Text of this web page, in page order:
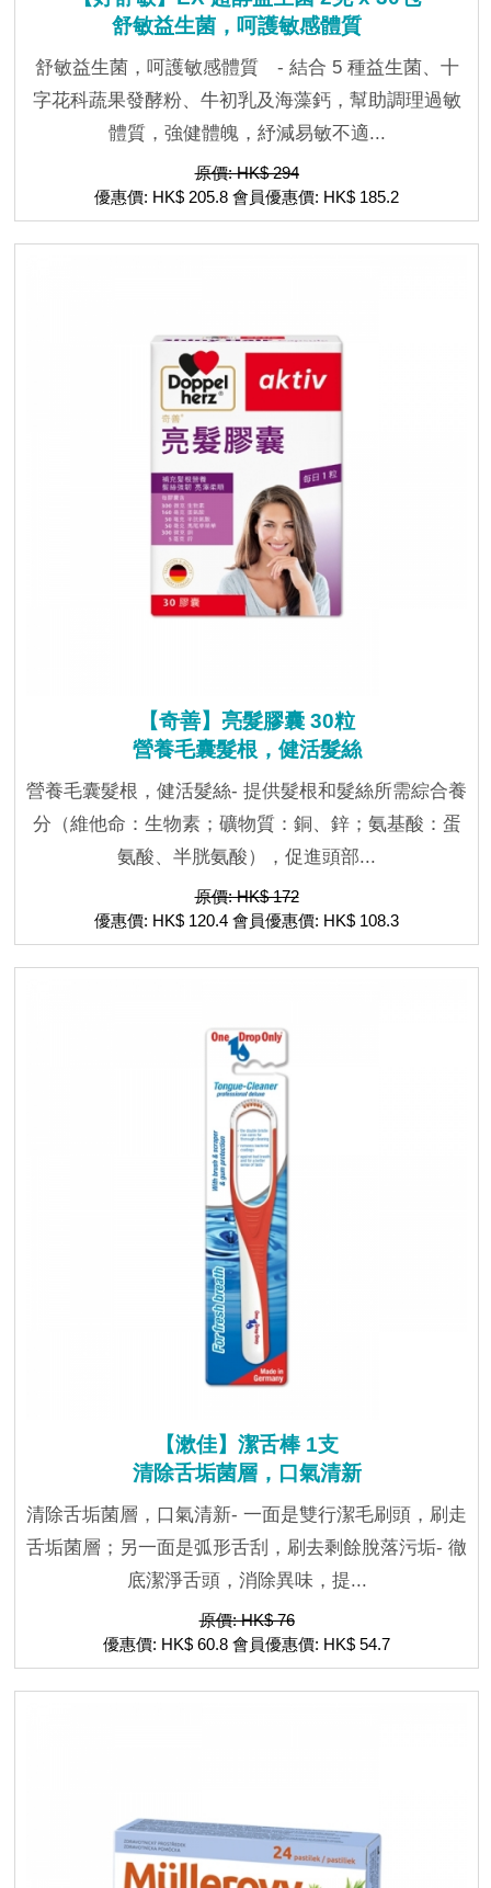
舒敏益生菌，呵護敏感體質
舒敏益生菌，呵護敏感體質 - 結合 5 種益生菌、十
字花科蔬果發酵粉、牛初乳及海藻鈣，幫助調理過敏
體質，強健體魄，紓減易敏不適...
原價: HK$ 294
優惠價: HK$ 205.8 會員優惠價: HK$ 185.2
【奇善】亮髮膠囊 30粒
營養毛囊髮根，健活髮絲
營養毛囊髮根，健活髮絲- 提供髮根和髮絲所需綜合養
分（維他命：生物素；礦物質：銅、鋅；氨基酸：蛋
氨酸、半胱氨酸），促進頭部...
原價: HK$ 172
優惠價: HK$ 120.4 會員優惠價: HK$ 108.3
【漱佳】潔舌棒 1支
清除舌垢菌層，口氣清新
清除舌垢菌層，口氣清新- 一面是雙行潔毛刷頭，刷走
舌垢菌層；另一面是弧形舌刮，刷去剩餘脫落污垢- 徹
底潔淨舌頭，消除異味，提...
原價: HK$ 76
優惠價: HK$ 60.8 會員優惠價: HK$ 54.7